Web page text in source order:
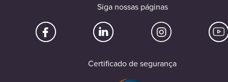
Siga nossas páginas
Certificado de segurança